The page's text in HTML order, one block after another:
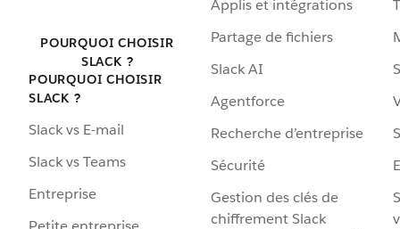
POURQUOI CHOISIR
SLACK ?
POURQUOI CHOISIR
SLACK ?
Slack vs E-mail
Slack vs Teams
Entreprise
Applis et intégrations
Partage de fichiers
Slack AI
Agentforce
Recherche d’entreprise
Sécurité
Gestion des clés de
chiffrement Slack